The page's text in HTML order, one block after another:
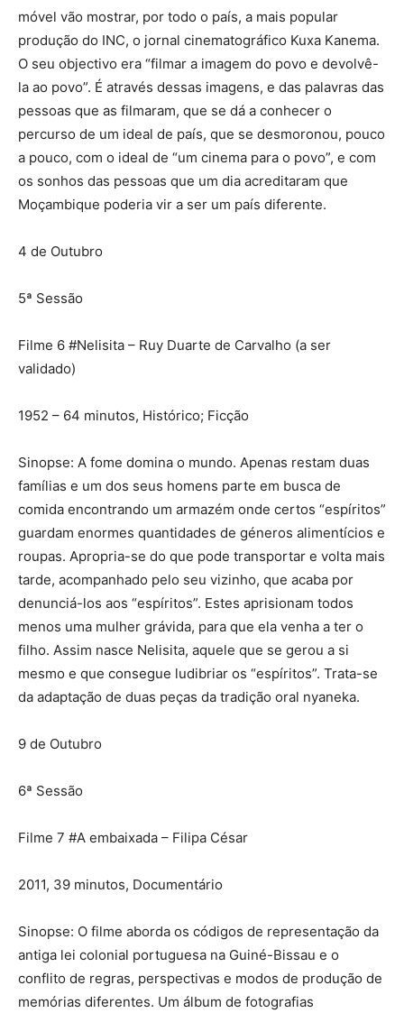
móvel vão mostrar, por todo o país, a mais popular
produção do INC, o jornal cinematográfico Kuxa Kanema.
O seu objectivo era “filmar a imagem do povo e devolvê-
la ao povo”. É através dessas imagens, e das palavras das
pessoas que as filmaram, que se dá a conhecer o
percurso de um ideal de país, que se desmoronou, pouco
a pouco, com o ideal de “um cinema para o povo”, e com
os sonhos das pessoas que um dia acreditaram que
Moçambique poderia vir a ser um país diferente.
4 de Outubro
5ª Sessão
Filme 6 #Nelisita – Ruy Duarte de Carvalho (a ser
validado)
1952 – 64 minutos, Histórico; Ficção
Sinopse: A fome domina o mundo. Apenas restam duas
famílias e um dos seus homens parte em busca de
comida encontrando um armazém onde certos “espíritos”
guardam enormes quantidades de géneros alimentícios e
roupas. Apropria-se do que pode transportar e volta mais
tarde, acompanhado pelo seu vizinho, que acaba por
denunciá-los aos “espíritos”. Estes aprisionam todos
menos uma mulher grávida, para que ela venha a ter o
filho. Assim nasce Nelisita, aquele que se gerou a si
mesmo e que consegue ludibriar os “espíritos”. Trata-se
da adaptação de duas peças da tradição oral nyaneka.
9 de Outubro
6ª Sessão
Filme 7 #A embaixada – Filipa César
2011, 39 minutos, Documentário
Sinopse: O filme aborda os códigos de representação da
antiga lei colonial portuguesa na Guiné-Bissau e o
conflito de regras, perspectivas e modos de produção de
memórias diferentes. Um álbum de fotografias